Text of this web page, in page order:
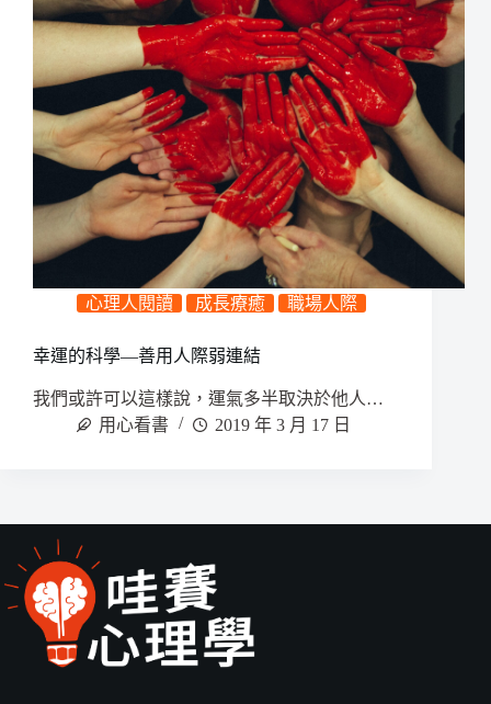
心理人閱讀 成長療癒 職場人際
幸運的科學—善用人際弱連結
我們或許可以這樣說，運氣多半取決於他人…
用心看書
2019 年 3 月 17 日